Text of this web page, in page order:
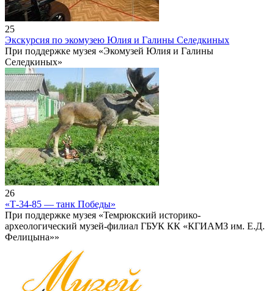
25
Экскурсия по экомузею Юлия и Галины Селедкиных
При поддержке музея «Экомузей Юлия и Галины
Селедкиных»
26
«Т-34-85 — танк Победы»
При поддержке музея «Темрюкский историко-
археологический музей-филиал ГБУК КК «КГИАМЗ им. Е.Д.
Фелицына»»